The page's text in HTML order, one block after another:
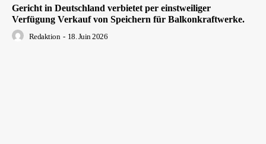
Gericht in Deutschland verbietet per einstweiliger
Verfügung Verkauf von Speichern für Balkonkraftwerke.
Redaktion - 18. Juin 2026